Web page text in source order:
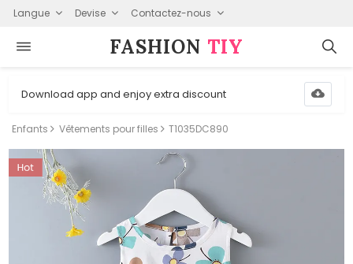
Langue Devise Contactez-nous
FASHION⁠ TIY
Download app and enjoy extra discount
Enfants Vêtements pour filles T1035DC890